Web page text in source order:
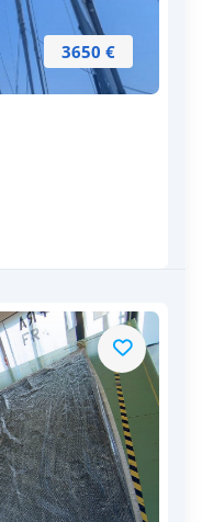
3650 €